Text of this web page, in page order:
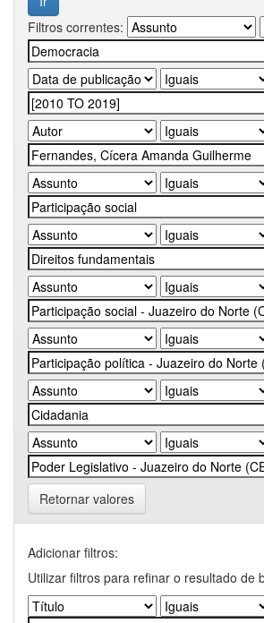
Filtros correntes:
Retornar valores
Adicionar filtros:
Utilizar filtros para refinar o resultado de